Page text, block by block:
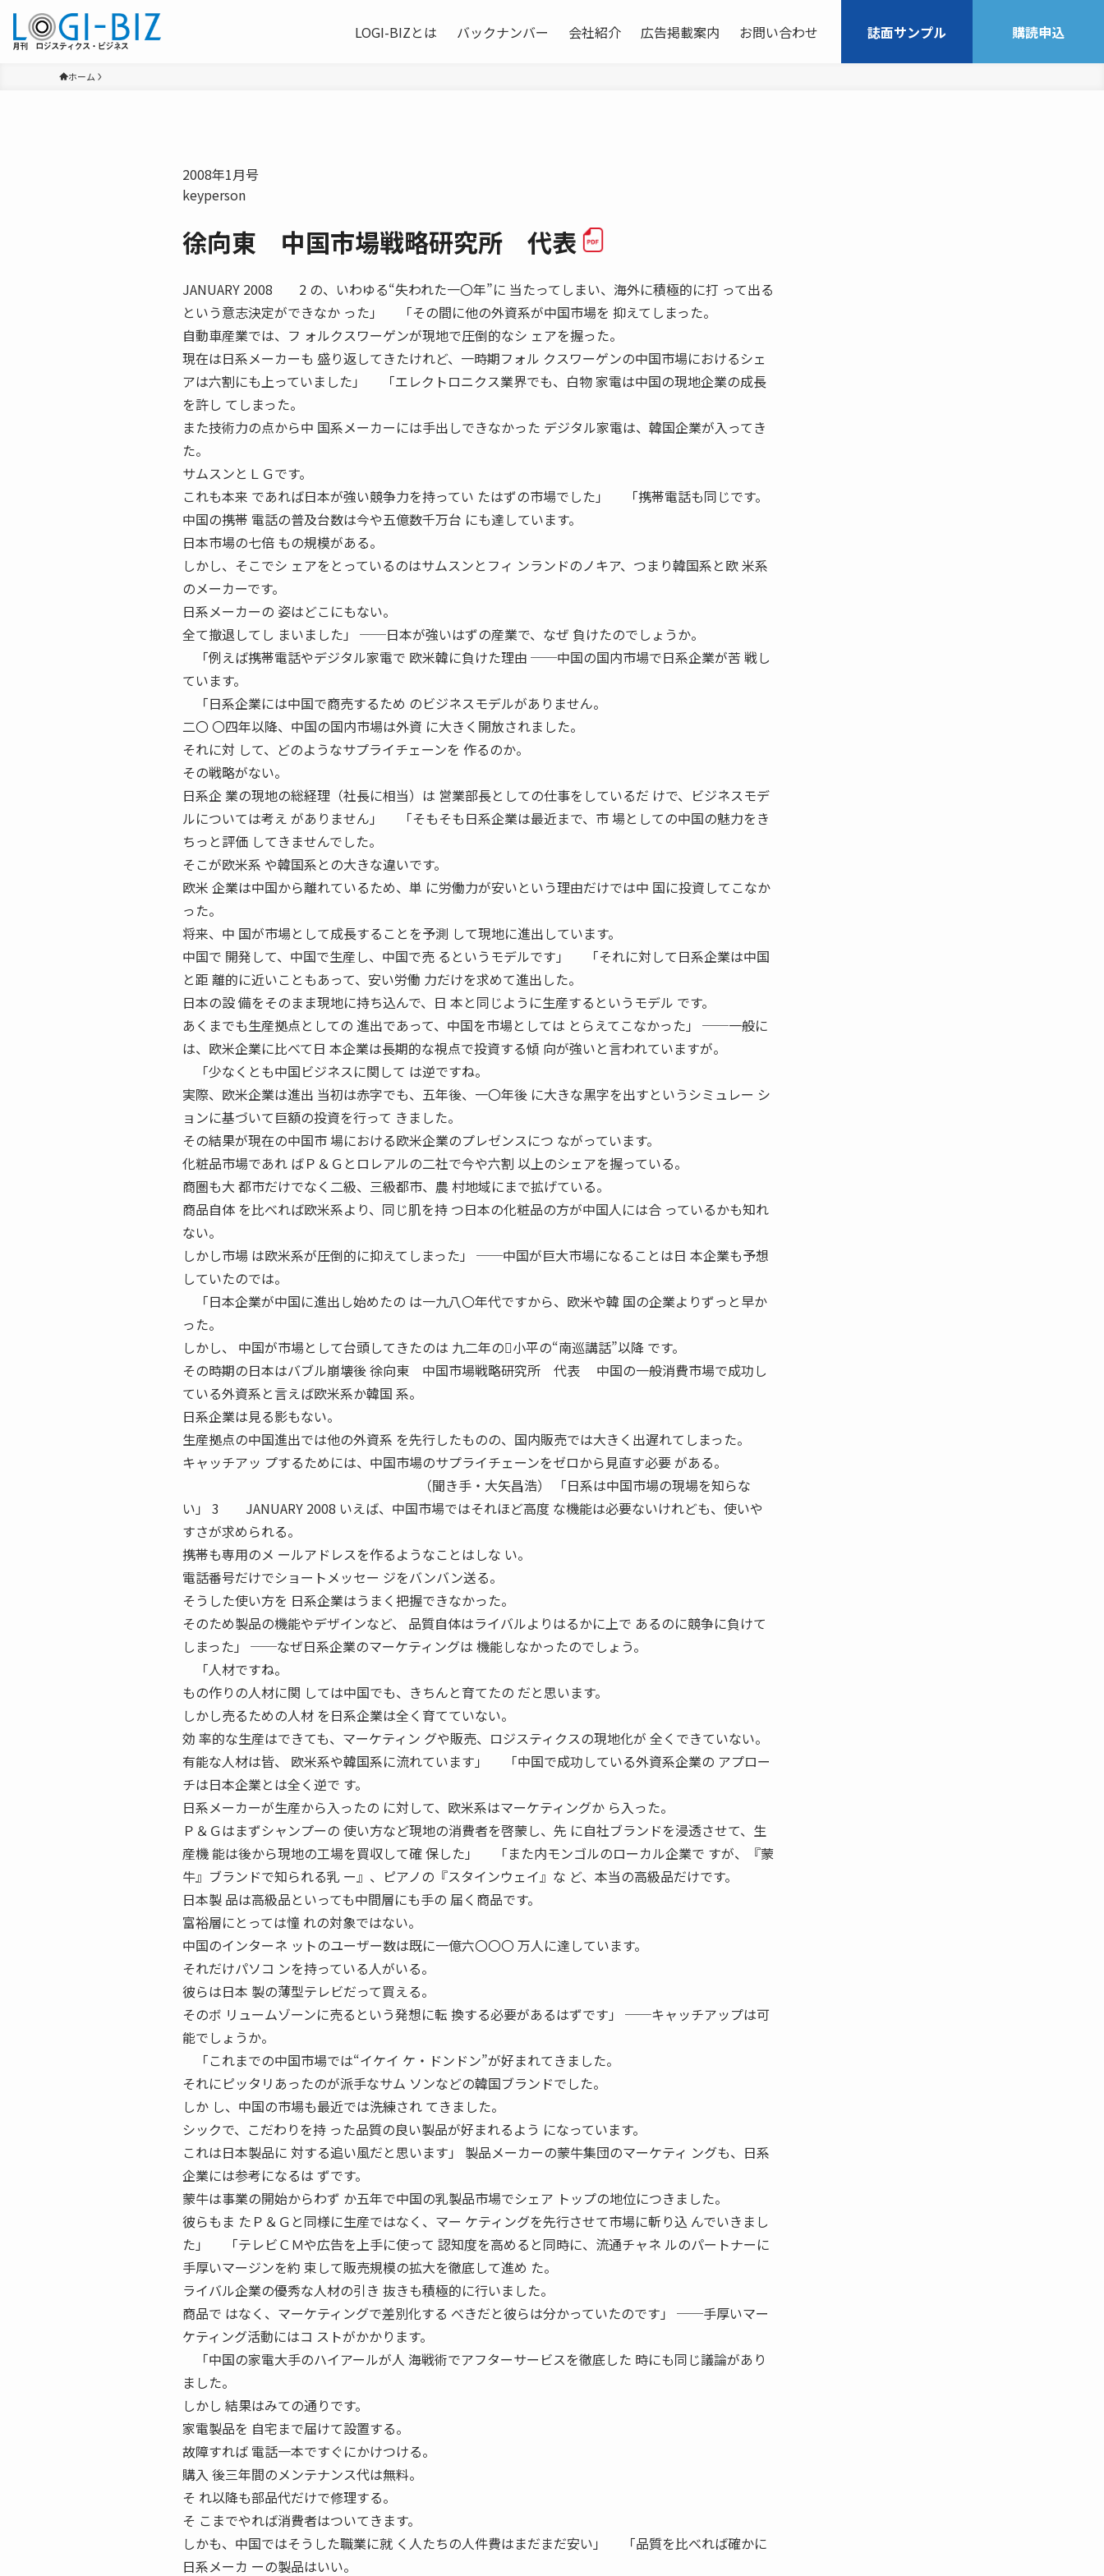
LOGI-BIZとは バックナンバー 会社紹介 広告掲載案内 お問い合わせ 誌面サンプル 購読申込
ホーム
2008年1月号
keyperson
徐向東 中国市場戦略研究所 代表
JANUARY 2008 2 の、いわゆる“失われた一〇年”に 当たってしまい、海外に積極的に打 って出る
という意志決定ができなか った」 「その間に他の外資系が中国市場を 抑えてしまった。
自動車産業では、フ ォルクスワーゲンが現地で圧倒的なシ ェアを握った。
現在は日系メーカーも 盛り返してきたけれど、一時期フォル クスワーゲンの中国市場におけるシェ
アは六割にも上っていました」 「エレクトロニクス業界でも、白物 家電は中国の現地企業の成長
を許し てしまった。
また技術力の点から中 国系メーカーには手出しできなかった デジタル家電は、韓国企業が入ってき
た。
サムスンとＬＧです。
これも本来 であれば日本が強い競争力を持ってい たはずの市場でした」 「携帯電話も同じです。
中国の携帯 電話の普及台数は今や五億数千万台 にも達しています。
日本市場の七倍 もの規模がある。
しかし、そこでシ ェアをとっているのはサムスンとフィ ンランドのノキア、つまり韓国系と欧 米系
のメーカーです。
日系メーカーの 姿はどこにもない。
全て撤退してし まいました」 ──日本が強いはずの産業で、なぜ 負けたのでしょうか。
「例えば携帯電話やデジタル家電で 欧米韓に負けた理由 ──中国の国内市場で日系企業が苦 戦し
ています。
「日系企業には中国で商売するため のビジネスモデルがありません。
二〇 〇四年以降、中国の国内市場は外資 に大きく開放されました。
それに対 して、どのようなサプライチェーンを 作るのか。
その戦略がない。
日系企 業の現地の総経理（社長に相当）は 営業部長としての仕事をしているだ けで、ビジネスモデ
ルについては考え がありません」 「そもそも日系企業は最近まで、市 場としての中国の魅力をき
ちっと評価 してきませんでした。
そこが欧米系 や韓国系との大きな違いです。
欧米 企業は中国から離れているため、単 に労働力が安いという理由だけでは中 国に投資してこなか
った。
将来、中 国が市場として成長することを予測 して現地に進出しています。
中国で 開発して、中国で生産し、中国で売 るというモデルです」 「それに対して日系企業は中国
と距 離的に近いこともあって、安い労働 力だけを求めて進出した。
日本の設 備をそのまま現地に持ち込んで、日 本と同じように生産するというモデル です。
あくまでも生産拠点としての 進出であって、中国を市場としては とらえてこなかった」 ──一般に
は、欧米企業に比べて日 本企業は長期的な視点で投資する傾 向が強いと言われていますが。
「少なくとも中国ビジネスに関して は逆ですね。
実際、欧米企業は進出 当初は赤字でも、五年後、一〇年後 に大きな黒字を出すというシミュレー シ
ョンに基づいて巨額の投資を行って きました。
その結果が現在の中国市 場における欧米企業のプレゼンスにつ ながっています。
化粧品市場であれ ばＰ＆Ｇとロレアルの二社で今や六割 以上のシェアを握っている。
商圏も大 都市だけでなく二級、三級都市、農 村地域にまで拡げている。
商品自体 を比べれば欧米系より、同じ肌を持 つ日本の化粧品の方が中国人には合 っているかも知れ
ない。
しかし市場 は欧米系が圧倒的に抑えてしまった」 ──中国が巨大市場になることは日 本企業も予想
していたのでは。
「日本企業が中国に進出し始めたの は一九八〇年代ですから、欧米や韓 国の企業よりずっと早か
った。
しかし、 中国が市場として台頭してきたのは 九二年の小平の“南巡講話”以降 です。
その時期の日本はバブル崩壊後 徐向東 中国市場戦略研究所 代表 中国の一般消費市場で成功し
ている外資系と言えば欧米系か韓国 系。
日系企業は見る影もない。
生産拠点の中国進出では他の外資系 を先行したものの、国内販売では大きく出遅れてしまった。
キャッチアッ プするためには、中国市場のサプライチェーンをゼロから見直す必要 がある。
（聞き手・大矢昌浩） 「日系は中国市場の現場を知らな
い」 3 JANUARY 2008 いえば、中国市場ではそれほど高度 な機能は必要ないけれども、使いや
すさが求められる。
携帯も専用のメ ールアドレスを作るようなことはしな い。
電話番号だけでショートメッセー ジをバンバン送る。
そうした使い方を 日系企業はうまく把握できなかった。
そのため製品の機能やデザインなど、 品質自体はライバルよりはるかに上で あるのに競争に負けて
しまった」 ──なぜ日系企業のマーケティングは 機能しなかったのでしょう。
「人材ですね。
もの作りの人材に関 しては中国でも、きちんと育てたの だと思います。
しかし売るための人材 を日系企業は全く育てていない。
効 率的な生産はできても、マーケティン グや販売、ロジスティクスの現地化が 全くできていない。
有能な人材は皆、 欧米系や韓国系に流れています」 「中国で成功している外資系企業の アプロー
チは日本企業とは全く逆で す。
日系メーカーが生産から入ったの に対して、欧米系はマーケティングか ら入った。
Ｐ＆Ｇはまずシャンプーの 使い方など現地の消費者を啓蒙し、先 に自社ブランドを浸透させて、生
産機 能は後から現地の工場を買収して確 保した」 「また内モンゴルのローカル企業で すが、『蒙
牛』ブランドで知られる乳 ー』、ピアノの『スタインウェイ』な ど、本当の高級品だけです。
日本製 品は高級品といっても中間層にも手の 届く商品です。
富裕層にとっては憧 れの対象ではない。
中国のインターネ ットのユーザー数は既に一億六〇〇〇 万人に達しています。
それだけパソコ ンを持っている人がいる。
彼らは日本 製の薄型テレビだって買える。
そのボ リュームゾーンに売るという発想に転 換する必要があるはずです」 ──キャッチアップは可
能でしょうか。
「これまでの中国市場では“イケイ ケ・ドンドン”が好まれてきました。
それにピッタリあったのが派手なサム ソンなどの韓国ブランドでした。
しか し、中国の市場も最近では洗練され てきました。
シックで、こだわりを持 った品質の良い製品が好まれるよう になっています。
これは日本製品に 対する追い風だと思います」 製品メーカーの蒙牛集団のマーケティ ングも、日系
企業には参考になるは ずです。
蒙牛は事業の開始からわず か五年で中国の乳製品市場でシェア トップの地位につきました。
彼らもま たＰ＆Ｇと同様に生産ではなく、マー ケティングを先行させて市場に斬り込 んでいきまし
た」 「テレビＣＭや広告を上手に使って 認知度を高めると同時に、流通チャネ ルのパートナーに
手厚いマージンを約 束して販売規模の拡大を徹底して進め た。
ライバル企業の優秀な人材の引き 抜きも積極的に行いました。
商品で はなく、マーケティングで差別化する べきだと彼らは分かっていたのです」 ──手厚いマー
ケティング活動にはコ ストがかかります。
「中国の家電大手のハイアールが人 海戦術でアフターサービスを徹底した 時にも同じ議論があり
ました。
しかし 結果はみての通りです。
家電製品を 自宅まで届けて設置する。
故障すれば 電話一本ですぐにかけつける。
購入 後三年間のメンテナンス代は無料。
そ れ以降も部品代だけで修理する。
そ こまでやれば消費者はついてきます。
しかも、中国ではそうした職業に就 く人たちの人件費はまだまだ安い」 「品質を比べれば確かに
日系メーカ ーの製品はいい。